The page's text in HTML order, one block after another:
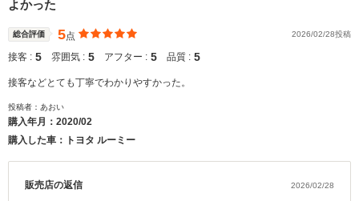
よかった
総合評価 5点 2026/02/28投稿
接客 : 5 雰囲気 : 5 アフター : 5 品質 : 5
接客などとても丁寧でわかりやすかった。
投稿者：あおい
購入年月： 2020/02
購入した車：トヨタ ルーミー
販売店の返信 2026/02/28